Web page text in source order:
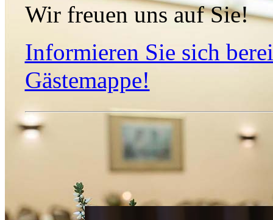
Wir freuen uns auf Sie!
Informieren Sie sich
Gästemappe!